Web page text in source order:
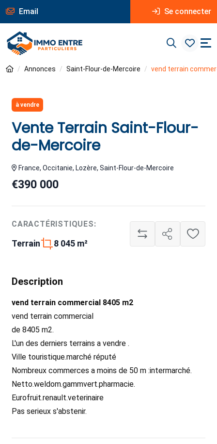
Email Se connecter
Annonces Saint-Flour-de-Mercoire vend terrain
à vendre
Vente Terrain Saint-Flour-
de-Mercoire
France, Occitanie, Lozère, Saint-Flour-de-Mercoire
€390 000
CARACTÉRISTIQUES:
Terrain 8 045 m²
Description
vend terrain commercial 8405 m2
vend terrain commercial
de 8405 m2.
L'un des derniers terrains a vendre .
Ville touristique.marché réputé
Nombreux commerces a moins de 50 m :intermarché.
Netto.weldom.gammvert.pharmacie.
Eurofruit.renault.veterinaire
Pas serieux s'abstenir.